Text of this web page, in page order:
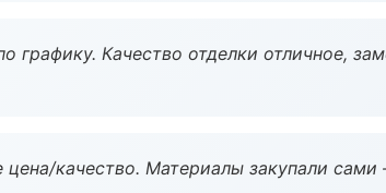
графику. Качество отделки отличное,
качество. Материалы закупали